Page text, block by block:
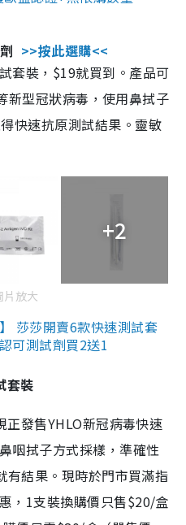
>>按此選購<<
套裝，$19就買到。產品可
型冠狀病毒，使用鼻拭子
快速抗原測試結果。靈敏
+2
片放大
莎莎開賣6款快速測試套
可測試劑買2送1
套裝
正發售YHLO新冠病毒快速
咽拭子方式採樣，準確性
結果。現時於門市買滿指
，1支裝換購價只售$20/盒